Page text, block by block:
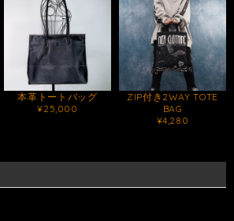
本革トートバッグ
¥25,000
ZIP付き2WAY TOTE
BAG
¥4,280